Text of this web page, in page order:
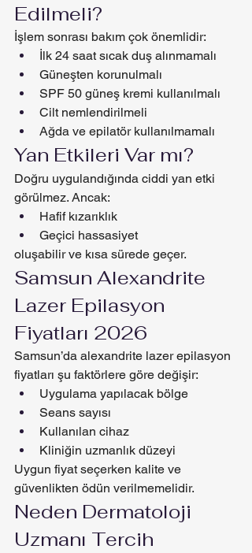
Edilmeli?
İşlem sonrası bakım çok önemlidir:
İlk 24 saat sıcak duş alınmamalı
Güneşten korunulmalı
SPF 50 güneş kremi kullanılmalı
Cilt nemlendirilmeli
Ağda ve epilatör kullanılmamalı
Yan Etkileri Var mı?
Doğru uygulandığında ciddi yan etki
görülmez. Ancak:
Hafif kızarıklık
Geçici hassasiyet
oluşabilir ve kısa sürede geçer.
Samsun Alexandrite
Lazer Epilasyon
Fiyatları 2026
Samsun’da alexandrite lazer epilasyon
fiyatları şu faktörlere göre değişir:
Uygulama yapılacak bölge
Seans sayısı
Kullanılan cihaz
Kliniğin uzmanlık düzeyi
Uygun fiyat seçerken kalite ve
güvenlikten ödün verilmemelidir.
Neden Dermatoloji
Uzmanı Tercih